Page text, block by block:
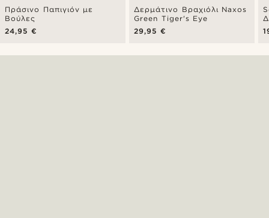
Πράσινο Παπιγιόν με
Βούλες
24,95 €
Δερμάτινο Βραχιόλι Naxos
Green Tiger's Eye
29,95 €